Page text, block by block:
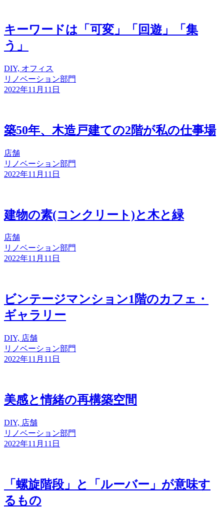
キーワードは「可変」「回遊」「集
う」
DIY, オフィス
リノベーション部門
2022年11月11日
築50年、木造戸建ての2階が私の仕事場
店舗
リノベーション部門
2022年11月11日
建物の素(コンクリート)と木と緑
店舗
リノベーション部門
2022年11月11日
ビンテージマンション1階のカフェ・
ギャラリー
DIY, 店舗
リノベーション部門
2022年11月11日
美感と情緒の再構築空間
DIY, 店舗
リノベーション部門
2022年11月11日
「螺旋階段」と「ルーバー」が意味す
るもの